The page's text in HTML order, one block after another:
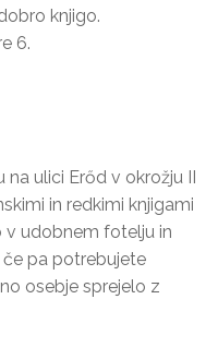
knjigo.
6.
ulici Erőd v okrožju II
in redkimi knjigami
v udobnem fotelju in
pa potrebujete
osebje sprejelo z